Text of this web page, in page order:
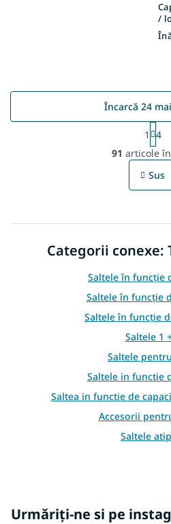
/
C
o
n
l
l
i
s
t
ă
r
i
l
o
r
Încarcă 24
P
a
g
i
n
1
4
91 articole
Sus
Categorii conexe:
Saltele în funcție
Saltele în funcție
Saltele în funcție
Saltele 1
Saltele
Saltele in functie
Saltea in functie de
Accesorii
Saltele
Urmăriți-ne si pe